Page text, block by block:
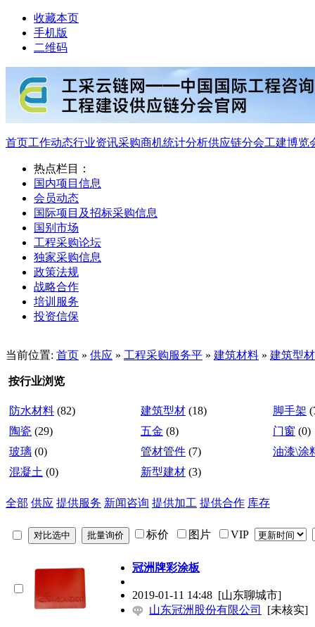
收藏本页
手机版
二维码
首页工作动态行业资讯采购商机统计分析供应链分会工建博览
热点栏目：
国内项目信息
会员动态
国际项目及招标采购信息
国别市场
工程采购论坛
独家采购信息
政策法规
战略合作
培训服务
投资信保
当前位置: 首页 » 供应 » 工程采购服务平 » 建筑材料 » 建筑型材
按行业浏览
防水材料 (82) 建筑型材 (18) 脚手架
陶瓷 (29) 五金 (8) 门窗 (0)
玻璃 (0) 管材管件 (7)
油漆\涂
混凝土 (0) 新型建材 (3)
全部 供应 提供服务 新闻咨询 提供加工 提供合作 库存
标价 图片 VIP
冠洲牌彩涂板
2019-01-11 14:48 [山东聊城市]
山东冠洲股份有限公司
[未核实]